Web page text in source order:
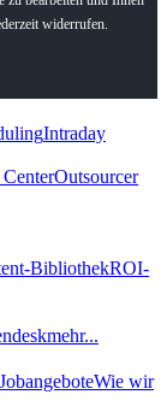
widerrufen.
Intraday
Outsourcer
BibliothekROI-
mehr...
Wie wir